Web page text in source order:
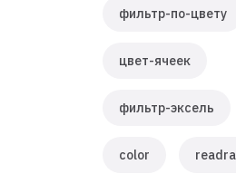
фильтр-по-цвету
цвет-ячеек
фильтр-эксель
color